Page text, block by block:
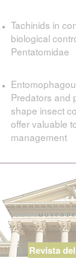
Tachinids in
biological
Pentatomidae
Predators and
shape insect
offer valuable
management
Revista